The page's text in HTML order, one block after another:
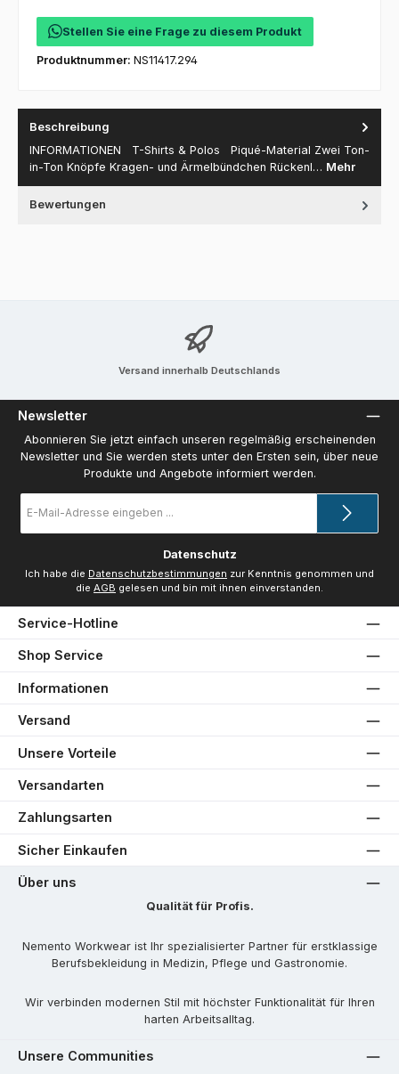
Stellen Sie eine Frage zu diesem Produkt
Produktnummer: NS11417.294
Beschreibung
INFORMATIONEN T-Shirts & Polos Piqué-Material Zwei Ton-
in-Ton Knöpfe Kragen- und Ärmelbündchen Rückenl… Mehr
Bewertungen
Versand innerhalb Deutschlands
Newsletter
Abonnieren Sie jetzt einfach unseren regelmäßig erscheinenden
Newsletter und Sie werden stets unter den Ersten sein, über neue
Produkte und Angebote informiert werden.
Mail-
Datenschutz
Ich habe die Datenschutzbestimmungen zur Kenntnis genommen und
die AGB gelesen und bin mit ihnen einverstanden.
Service-Hotline
Shop Service
Informationen
Versand
Unsere Vorteile
Versandarten
Zahlungsarten
Sicher Einkaufen
Über uns
Qualität für Profis.
Nemento Workwear ist Ihr spezialisierter Partner für erstklassige
Berufsbekleidung in Medizin, Pflege und Gastronomie.
Wir verbinden modernen Stil mit höchster Funktionalität für Ihren
harten Arbeitsalltag.
Unsere Communities